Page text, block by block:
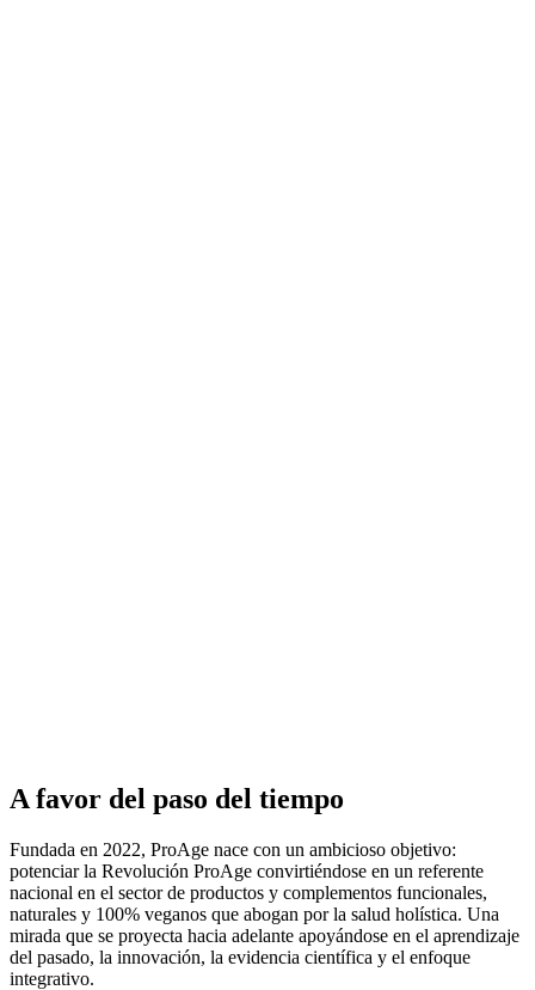
A favor del paso del tiempo
Fundada en 2022, ProAge nace con un ambicioso objetivo:
potenciar la Revolución ProAge convirtiéndose en un referente
nacional en el sector de productos y complementos funcionales,
naturales y 100% veganos que abogan por la salud holística. Una
mirada que se proyecta hacia adelante apoyándose en el aprendizaje
del pasado, la innovación, la evidencia científica y el enfoque
integrativo.